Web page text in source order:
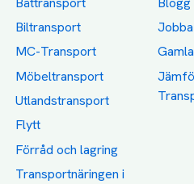
Biltransport
MC-Transport
Möbeltransport
Utlandstransport
Flytt
Förråd och lagring
Transportnäringen i